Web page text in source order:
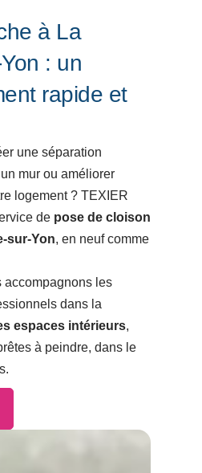
à La
: un
rapide et
une séparation
mur ou améliorer
logement ? TEXIER
de pose de cloison
sur-Yon, en neuf comme
accompagnons les
dans la
espaces intérieurs,
à peindre, dans le